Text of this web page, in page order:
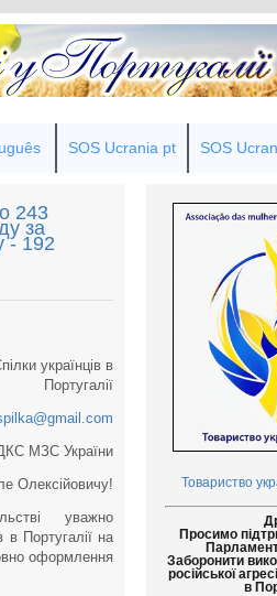
SOS Ucrania pt SOS
243
за
- 192
українців в
Португалії
МЗС України
Олексійовичу!
уважно
в Португалії на
оформлення
Товариство
Просимо
Заборонити
російської
в